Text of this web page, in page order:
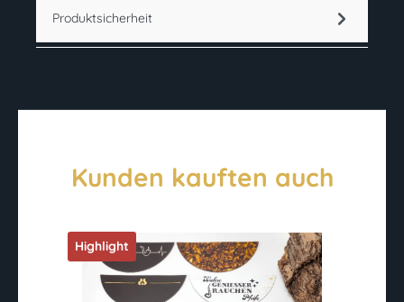
Produktsicherheit
Kunden kauften auch
Highlight